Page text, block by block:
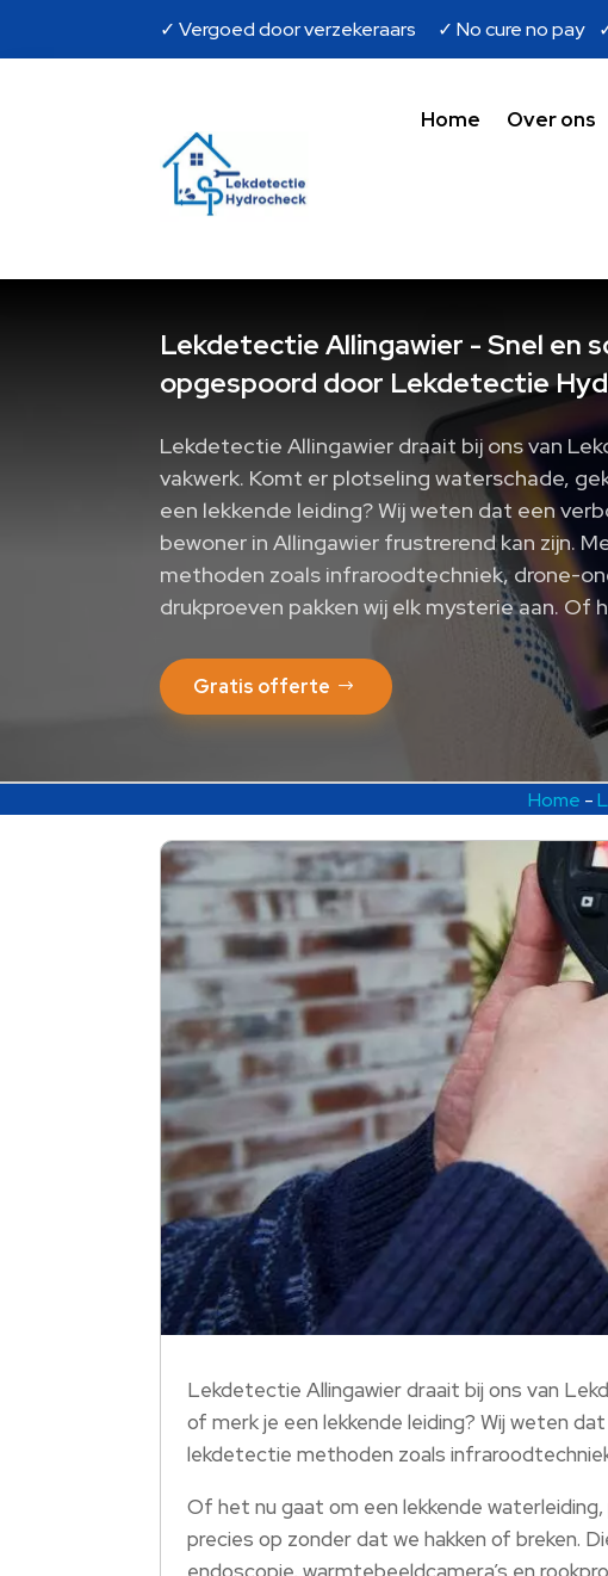
✓ Vergoed door verzekeraars ✓ No cure no pay
Home Over ons
Lekdetectie Allingawier - Snel en
opgespoord door Lekdetectie
Lekdetectie Allingawier draait bij ons van
vakwerk.​ Komt er plotseling waterschade,
een lekkende leiding? Wij weten dat een
bewoner in Allingawier frustrerend kan zijn.​
methoden zoals infraroodtechniek, drone-
drukproeven pakken wij elk mysterie aan.​ Of
Gratis offerte
Home -
Lekdetectie Allingawier draait bij ons van
of merk je een lekkende leiding? Wij weten
lekdetectie methoden zoals
Of het nu gaat om een lekkende
precies op zonder dat we hakken of breken.​
endoscopie, warmtebeeldcamera’s en